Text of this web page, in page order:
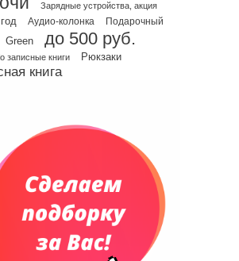
Сумки и Рюкзаки
Сумки для планшетов и ноутбуков
Рюкзаки
Конференц-сумки
Несессеры и косметички
Портфели
Чехлы для планшетов и ноутбуков
Сумка на пояс или шею
Аксессуары
Зарядные устройства, акция
Аудио-колонка
Подарочный
Green до 500 руб.
записные книги Рюкзаки
книга